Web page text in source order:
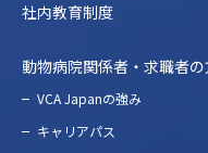
社内教育制度
動物病院関係者・求職者の
VCA Japanの強み
キャリアパス